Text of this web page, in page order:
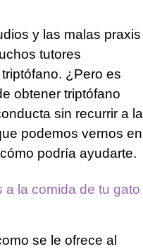
y las malas praxis
tutores
¿Pero es
obtener triptófano
sin recurrir a la
podemos vernos en
podría ayudarte.
a la comida de tu gato
se le ofrece al